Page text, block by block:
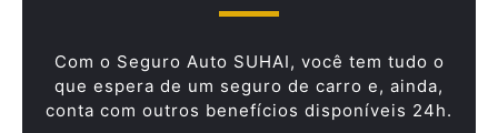
Com o Seguro Auto SUHAI, você tem tudo o
que espera de um seguro de carro e, ainda,
conta com outros benefícios disponíveis 24h.